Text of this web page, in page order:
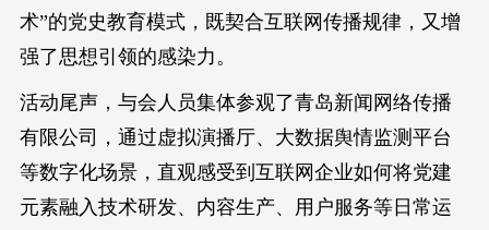
术”的党史教育模式，既契合互联网传播规律，又增
强了思想引领的感染力。
活动尾声，与会人员集体参观了青岛新闻网络传播
有限公司，通过虚拟演播厅、大数据舆情监测平台
等数字化场景，直观感受到互联网企业如何将党建
元素融入技术研发、内容生产、用户服务等日常运